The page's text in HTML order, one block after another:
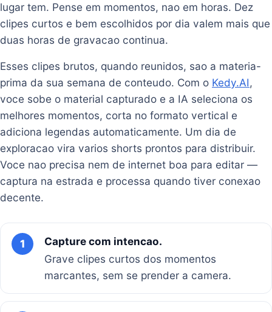
lugar tem. Pense em momentos, nao em horas. Dez
clipes curtos e bem escolhidos por dia valem mais que
duas horas de gravacao continua.
Esses clipes brutos, quando reunidos, sao a materia-
prima da sua semana de conteudo. Com o Kedy.AI,
voce sobe o material capturado e a IA seleciona os
melhores momentos, corta no formato vertical e
adiciona legendas automaticamente. Um dia de
exploracao vira varios shorts prontos para distribuir.
Voce nao precisa nem de internet boa para editar —
captura na estrada e processa quando tiver conexao
decente.
1
Capture com intencao.
Grave clipes curtos dos momentos
marcantes, sem se prender a camera.